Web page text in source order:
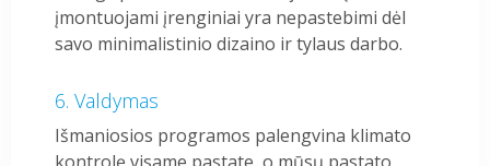
įmontuojami įrenginiai yra nepastebimi dėl
savo minimalistinio dizaino ir tylaus darbo.
Valdymas
Išmaniosios programos palengvina klimato
kontrolę visame pastate, o mūsų pastato